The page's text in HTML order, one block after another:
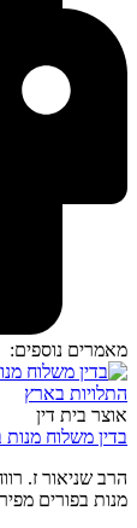
מאמרים נוספים:
אוצר בית דין
בדין משלוח מנות
הרב שניאור ז.
מנות בפורים